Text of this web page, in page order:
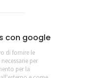
con google
di fornire le
per
per la